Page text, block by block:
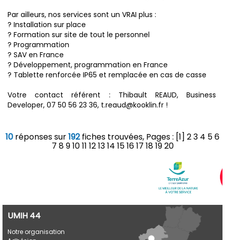
Par ailleurs, nos services sont un VRAI plus :
? Installation sur place
? Formation sur site de tout le personnel
? Programmation
? SAV en France
? Développement, programmation en France
? Tablette renforcée IP65 et remplacée en cas de casse
Votre contact référent : Thibault REAUD, Business
Developer, 07 50 56 23 36, t.reaud@kooklin.fr !
10 réponses sur192fiches trouvées, Pages : [1] 23 4 56
7 891011 121314 151617 181920
UMIH 44
Notre organisation